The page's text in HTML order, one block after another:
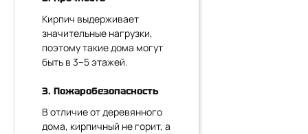
Кирпич выдерживает
значительные нагрузки,
поэтому такие дома могут
быть в 3–5 этажей.
3. Пожаробезопасность
В отличие от деревянного
дома, кирпичный не горит, а